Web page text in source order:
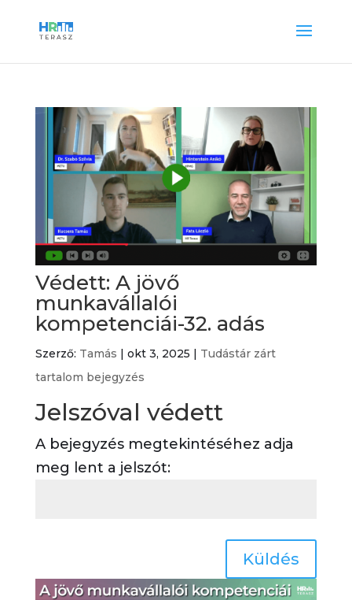
Védett: A jövő
munkavállalói
kompetenciái-32. adás
Szerző: Tamás | okt 3, 2025 | Tudástár zárt
tartalom bejegyzés
Jelszóval védett
A bejegyzés megtekintéséhez adja
meg lent a jelszót:
Küldés